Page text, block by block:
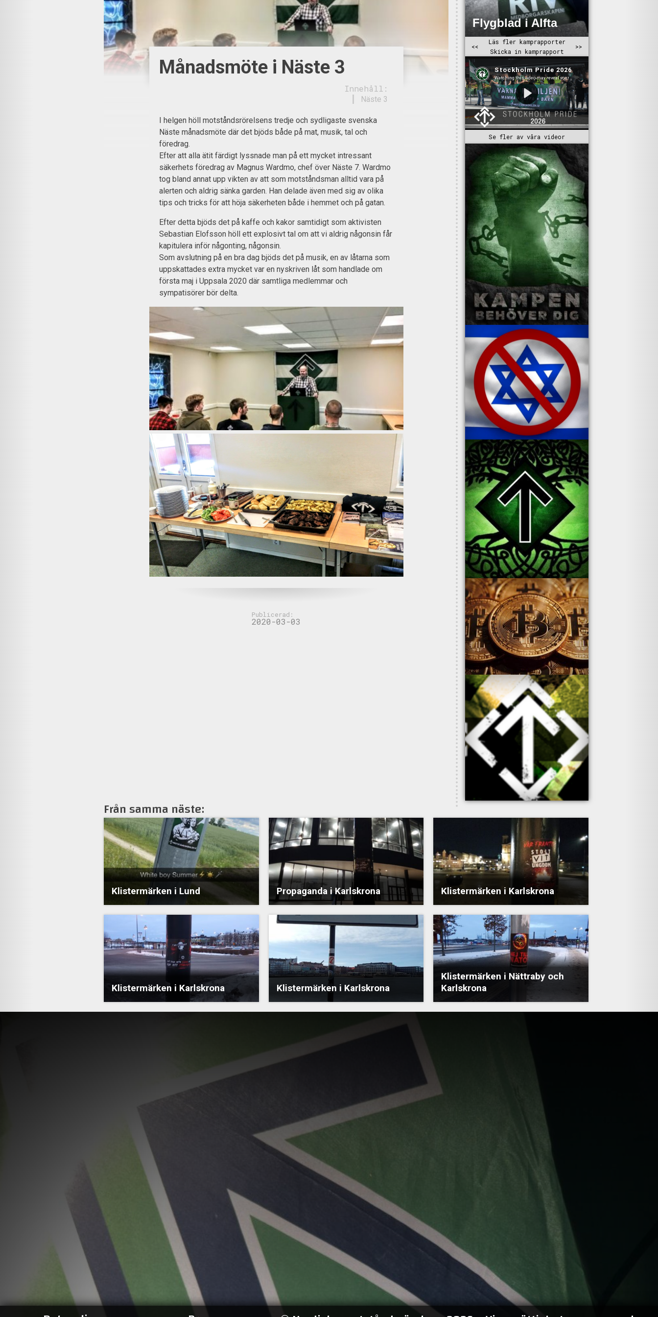
Månadsmöte i Näste 3
Innehåll:
Näste 3
I helgen höll motståndsrörelsens tredje och sydligaste svenska
Näste månadsmöte där det bjöds både på mat, musik, tal och
föredrag.
Efter att alla ätit färdigt lyssnade man på ett mycket intressant
säkerhets föredrag av Magnus Wardmo, chef över Näste 7. Wardmo
tog bland annat upp vikten av att som motståndsman alltid vara på
alerten och aldrig sänka garden. Han delade även med sig av olika
tips och tricks för att höja säkerheten både i hemmet och på gatan.
Efter detta bjöds det på kaffe och kakor samtidigt som aktivisten
Sebastian Elofsson höll ett explosivt tal om att vi aldrig någonsin får
kapitulera inför någonting, någonsin.
Som avslutning på en bra dag bjöds det på musik, en av låtarna som
uppskattades extra mycket var en nyskriven låt som handlade om
första maj i Uppsala 2020 där samtliga medlemmar och
sympatisörer bör delta.
Publicerad:
2020-03-03
Se fler av våra videor
Från samma näste:
Klistermärken i Lund Propaganda i Karlskrona Klistermärken i Karlskrona
Klistermärken i Karlskrona Klistermärken i Karlskrona
Klistermärken i Nättraby och
Karlskrona